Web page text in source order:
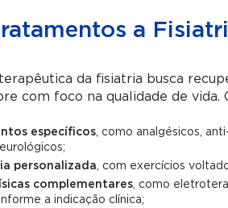
a
da fisiatria busca
com foco na qualidade de vida.
específicos, como analgésicos,
personalizada, com exercícios
complementares, como
a indicação clínica;